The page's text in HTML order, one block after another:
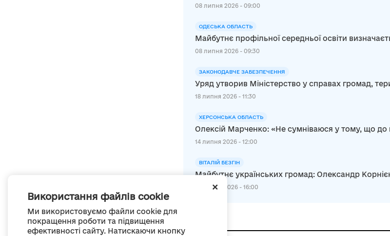
+
Використання файлів cookie
Ми використовуємо файли cookie для
покращення роботи та підвищення
ефективності сайту. Натискаючи кнопку
08 липня 2026 - 09:00
ОДЕСЬКА ОБЛАСТЬ
Майбутнє профільної середньої освіти
08 липня 2026 - 09:30
ЗАКОНОДАВЧЕ ЗАБЕЗПЕЧЕННЯ
Уряд утворив Міністерство у справах громад,
18 липня 2026 - 11:30
ХЕРСОНСЬКА ОБЛАСТЬ
Олексій Марченко: «Не сумніваюся у тому, що
14 липня 2026 - 12:00
ВІТАЛІЙ БЕЗГІН
Майбутнє українських громад: Олександр
25 липня 2026 - 16:00